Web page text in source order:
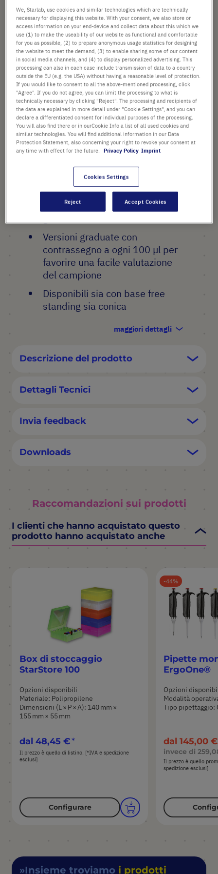
PUNTI SALIENTI
Disponibili con o senza
Versioni graduate con
contrassegno a ogni 100 µl per
favorire una facile valutazione
del campione
Disponibili sia con base free
standing sia conica
maggiori dettagli
BASE DELLA PROVETTA
dal 41,31 €
Il prezzo è quello di listino. [*IVA e spedizione esclusi]
- +
Aggiungi
al
Carrello
Descrizione del prodotto
Dettagli Tecnici
Invia feedback
Downloads
Raccomandazioni sui prodotti
I clienti che hanno acquistato questo
prodotto hanno acquistato anche
Box di stoccaggio
StarStore 100
Opzioni disponibili
Materiale: Polipropilene
Dimensioni (L × P × A): 140 mm ×
155 mm × 55 mm
dal 48,45 €
Il prezzo è quello di listino. [*IVA e spedizione
esclusi]
Configurare
44
Pipette
ErgoOne®
Opzioni
Modalità
Tipo pipettaggio:
dal 145,00 €
invece di
Il prezzo è quello
spedizione esclusi]
Insieme troviamo i prodotti
We, Starlab, use cookies and similar technologies which are technically
necessary for displaying this website. With your consent, we also store or
access information on your end-device and collect data about this which we
use (1) to make the useability of our website as functional and comfortable
for you as possible, (2) to prepare anonymous usage statistics for designing
the website to meet the demand, (3) to enable sharing some of our content
in social media channels, and (4) to display personalized advertising. This
processing can also in each case include transmission of data to a country
outside the EU (e.g. the USA) without having a reasonable level of protection.
If you would like to consent to all the above-mentioned processing, click
"Agree". If you do not agree, you can limit the processing to what is
technically necessary by clicking "Reject". The processing and recipients of
the data are explained in more detail under "Cookie Settings", and you can
declare a differentiated consent for individual purposes of the processing.
You will also find there or in ourCookie Info a list of all used cookies and
similar technologies. You will find additional information in our Data
Protection Statement, also concerning your right to revoke your consent at
any time with effect for the future.
Privacy Policy Imprint
Cookies Settings
Reject Accept Cookies